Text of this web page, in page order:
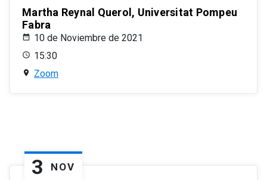
Martha Reynal Querol, Universitat Pompeu
Fabra
10 de Noviembre de 2021
15:30
Zoom
3 NOV